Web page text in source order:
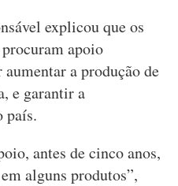
explicou que os
apoio
a produção de
e garantir a
país.
antes de cinco anos,
alguns produtos”,